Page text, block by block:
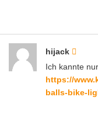
Sentenza
@Blongbling: